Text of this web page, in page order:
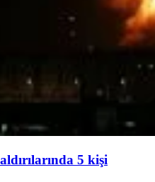
5 kişi